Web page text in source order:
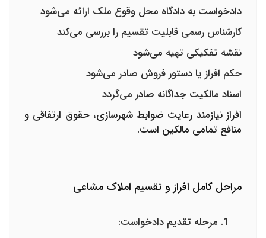
دادخواست به دادگاه محل وقوع ملک ارائه می‌شود
کارشناس رسمی قابلیت تقسیم را بررسی می‌کند
نقشه تفکیکی تهیه می‌شود
حکم افراز یا دستور فروش صادر می‌شود
اسناد مالکیت جداگانه صادر می‌گردد
افراز نیازمند رعایت ضوابط شهرسازی، حقوق ارتفاقی و
منافع تمامی مالکین است.
مراحل کامل افراز و تقسیم املاک مشاعی
مرحله تقدیم دادخواست: